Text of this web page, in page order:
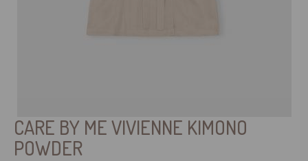
CARE BY ME VIVIENNE KIMONO
POWDER